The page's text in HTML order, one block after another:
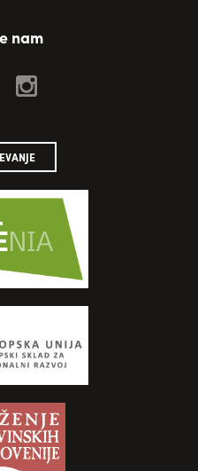
nam